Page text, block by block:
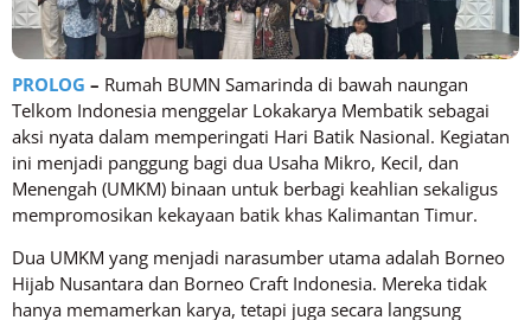
PROLOG – Rumah BUMN Samarinda di bawah naungan
Telkom Indonesia menggelar Lokakarya Membatik sebagai
aksi nyata dalam memperingati Hari Batik Nasional. Kegiatan
ini menjadi panggung bagi dua Usaha Mikro, Kecil, dan
Menengah (UMKM) binaan untuk berbagi keahlian sekaligus
mempromosikan kekayaan batik khas Kalimantan Timur.
Dua UMKM yang menjadi narasumber utama adalah Borneo
Hijab Nusantara dan Borneo Craft Indonesia. Mereka tidak
hanya memamerkan karya, tetapi juga secara langsung